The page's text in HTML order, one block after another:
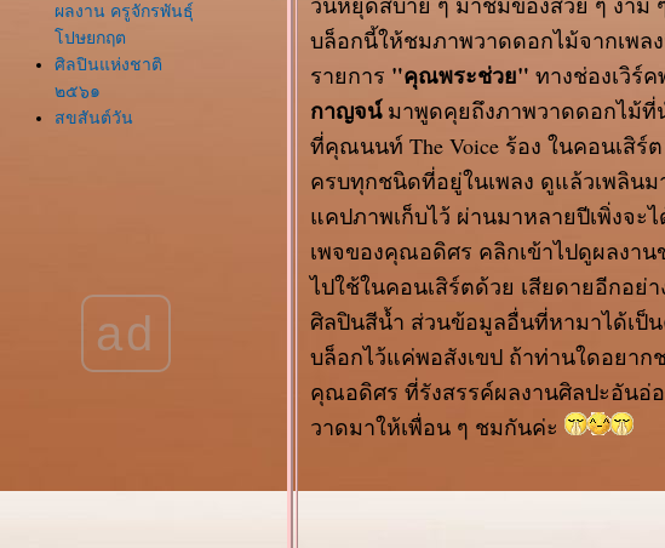
ผลงาน ครูจักรพันธุ์
ปษยกฤต
ศิลปินแห่งชาติ
๒๕๖๑
สุขสันต์วัน
นิทรรศการ
ศิลปกรรมช้างเผือก
ภาพวาดฝีมือหลาน
ad
บล็อกนี้ให้ชมภาพวาดดอกไม้จากเพ
รายการ "คุณพระช่วย" ทางช่องเวิร์
กาญจน์มาพูดคุยถึงภาพวาดดอกไม้ที่
ที่คุณนนท์ The Voice ร้อง ในคอนเสิร์ต
ครบทุกชนิดที่อยู่ในเพลง ดูแล้วเพลิน
คปภาพเก็บไว้ ผ่านมาหลายปีเพิ่งจะ
เพจของคุณอดิศร คลิกเข้าไปดูผลงา
ไปใช้ในคอนเสิร์ตด้วย เสียดายอีกอย่
ศิลปินสีน้ำ ส่วนข้อมูลอื่นที่หามาได้เป็
บล็อกไว้แค่พอสังเขป ถ้าท่านใดอยา
คุณอดิศร ที่รังสรรค์ผลงานศิลปะอัน
วาดมาให้เพื่อน ๆ ชมกันค่ะ